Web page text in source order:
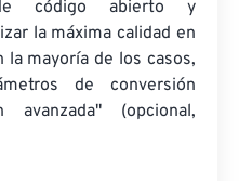
código abierto y
la máxima calidad en
la mayoría de los casos,
de conversión
avanzada" (opcional,